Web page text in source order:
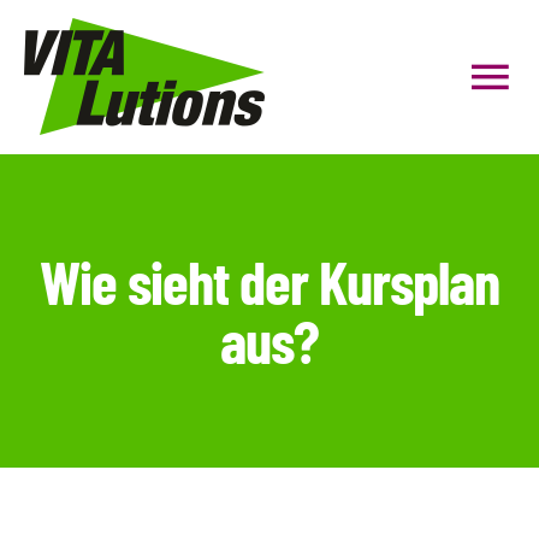
Inhalt
springen
Wie sieht der Kursplan
aus?